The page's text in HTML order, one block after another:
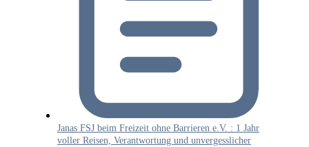
Janas FSJ beim Freizeit ohne Barrieren e.V. : 1 Jahr
voller Reisen, Verantwortung und unvergesslicher